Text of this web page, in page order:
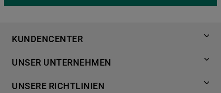
KUNDENCENTER
Händlersuche
Häufige Fragen
UNSER UNTERNEHMEN
Für Händler
UNSERE RICHTLINIEN